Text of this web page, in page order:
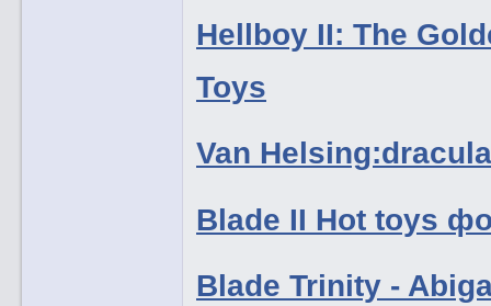
Hellboy II: The
Toys
Van
Blade II Hot toys
Blade Trinity -